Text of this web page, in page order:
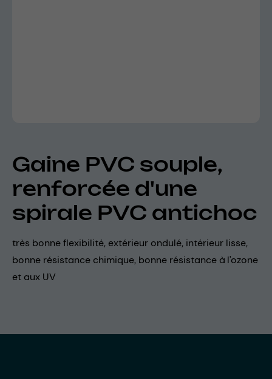
Gaine PVC souple,
renforcée d'une
spirale PVC antichoc
très bonne flexibilité, extérieur ondulé, intérieur lisse,
bonne résistance chimique, bonne résistance à l'ozone
et aux UV